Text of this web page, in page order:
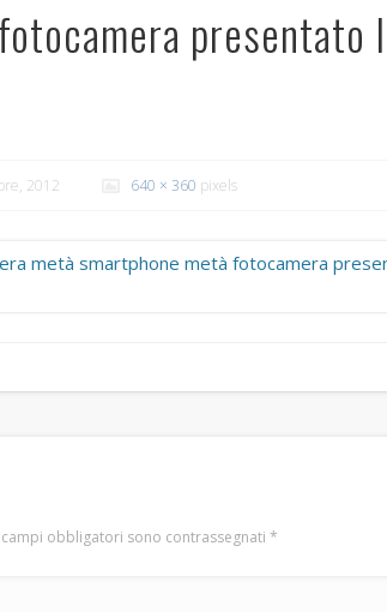
presentato
2012 640 × 360 pixels
campi obbligatori sono contrassegnati*